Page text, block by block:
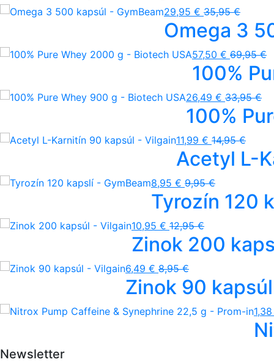
29,95 € 35,95 €
Omega 3
57,50 € 69,95 €
100%
26,49 € 33,95 €
100%
11,99 € 14,95 €
Acetyl L-
8,95 € 9,95 €
Tyrozín 120
10,95 € 12,95 €
Zinok 200
6,49 € 8,95 €
Zinok 90
Newsletter